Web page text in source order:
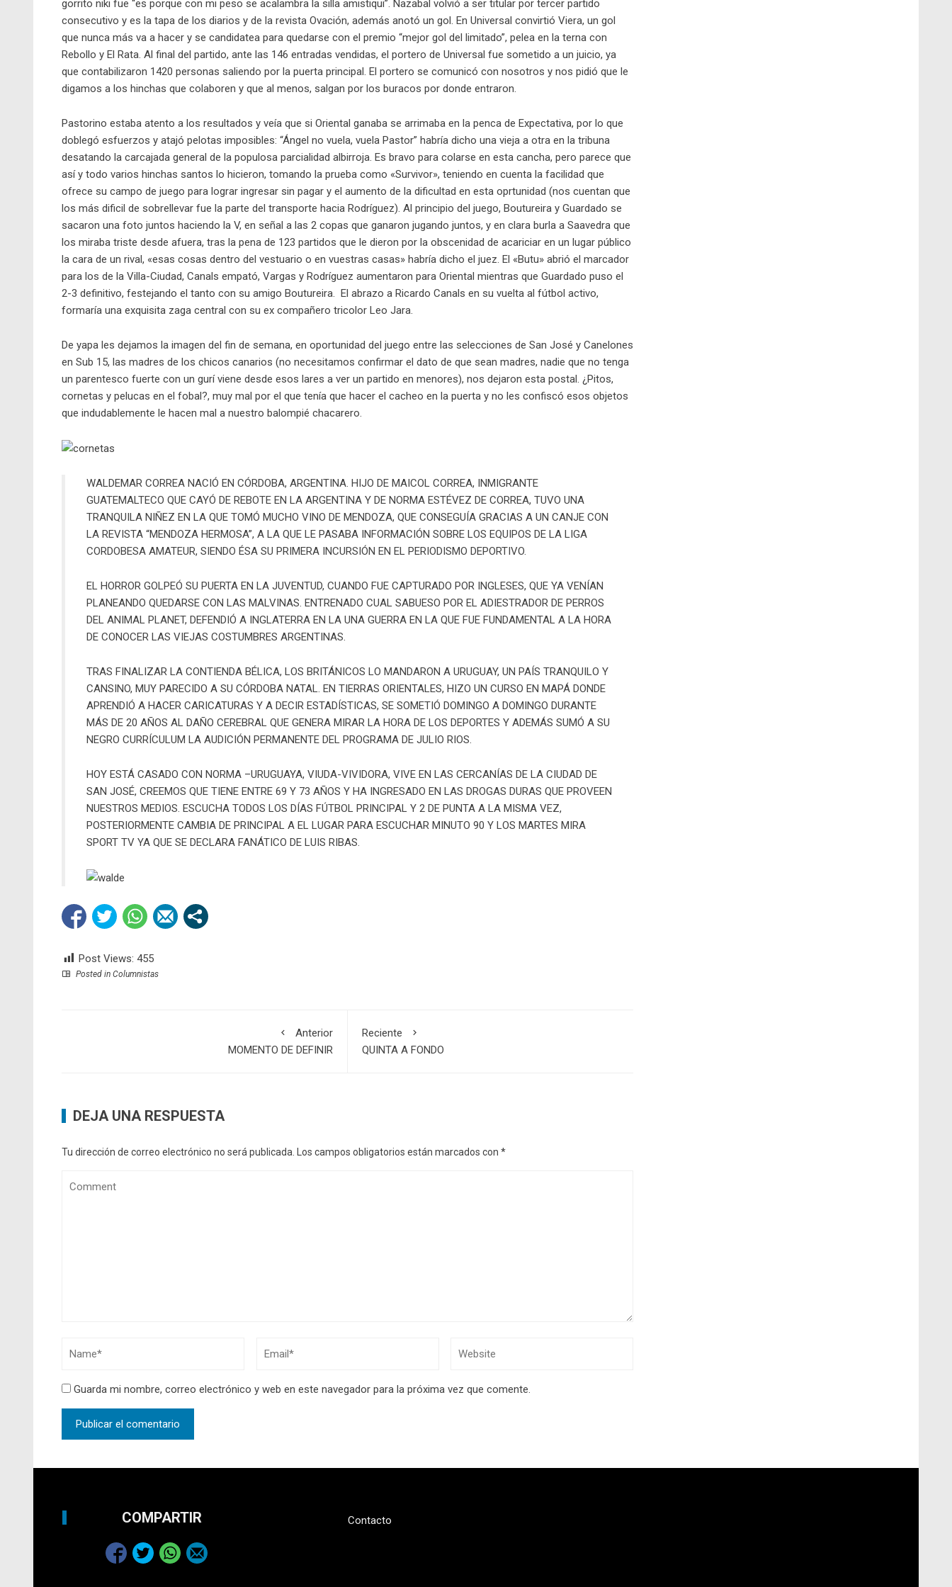
gorrito niki fue “es porque con mi peso se acalambra la silla amistiqui”. Nazabal volvió a ser titular por tercer partido
consecutivo y es la tapa de los diarios y de la revista Ovación, además anotó un gol. En Universal convirtió Viera, un gol
que nunca más va a hacer y se candidatea para quedarse con el premio “mejor gol del limitado”, pelea en la terna con
Rebollo y El Rata. Al final del partido, ante las 146 entradas vendidas, el portero de Universal fue sometido a un juicio, ya
que contabilizaron 1420 personas saliendo por la puerta principal. El portero se comunicó con nosotros y nos pidió que le
digamos a los hinchas que colaboren y que al menos, salgan por los buracos por donde entraron.
Pastorino estaba atento a los resultados y veía que si Oriental ganaba se arrimaba en la penca de Expectativa, por lo que
doblegó esfuerzos y atajó pelotas imposibles: “Ángel no vuela, vuela Pastor” habría dicho una vieja a otra en la tribuna
desatando la carcajada general de la populosa parcialidad albirroja. Es bravo para colarse en esta cancha, pero parece que
así y todo varios hinchas santos lo hicieron, tomando la prueba como «Survivor», teniendo en cuenta la facilidad que
ofrece su campo de juego para lograr ingresar sin pagar y el aumento de la dificultad en esta oprtunidad (nos cuentan que
los más dificil de sobrellevar fue la parte del transporte hacia Rodríguez). Al principio del juego, Boutureira y Guardado se
sacaron una foto juntos haciendo la V, en señal a las 2 copas que ganaron jugando juntos, y en clara burla a Saavedra que
los miraba triste desde afuera, tras la pena de 123 partidos que le dieron por la obscenidad de acariciar en un lugar público
la cara de un rival, «esas cosas dentro del vestuario o en vuestras casas» habría dicho el juez. El «Butu» abrió el marcador
para los de la Villa-Ciudad, Canals empató, Vargas y Rodríguez aumentaron para Oriental mientras que Guardado puso el
2-3 definitivo, festejando el tanto con su amigo Boutureira. El abrazo a Ricardo Canals en su vuelta al fútbol activo,
formaría una exquisita zaga central con su ex compañero tricolor Leo Jara.
De yapa les dejamos la imagen del fin de semana, en oportunidad del juego entre las selecciones de San José y Canelones
en Sub 15, las madres de los chicos canarios (no necesitamos confirmar el dato de que sean madres, nadie que no tenga
un parentesco fuerte con un gurí viene desde esos lares a ver un partido en menores), nos dejaron esta postal. ¿Pitos,
cornetas y pelucas en el fobal?, muy mal por el que tenía que hacer el cacheo en la puerta y no les confiscó esos objetos
que indudablemente le hacen mal a nuestro balompié chacarero.
WALDEMAR CORREA NACIÓ EN CÓRDOBA, ARGENTINA. HIJO DE MAICOL CORREA, INMIGRANTE
GUATEMALTECO QUE CAYÓ DE REBOTE EN LA ARGENTINA Y DE NORMA ESTÉVEZ DE CORREA, TUVO UNA
TRANQUILA NIÑEZ EN LA QUE TOMÓ MUCHO VINO DE MENDOZA, QUE CONSEGUÍA GRACIAS A UN CANJE CON
LA REVISTA “MENDOZA HERMOSA”, A LA QUE LE PASABA INFORMACIÓN SOBRE LOS EQUIPOS DE LA LIGA
CORDOBESA AMATEUR, SIENDO ÉSA SU PRIMERA INCURSIÓN EN EL PERIODISMO DEPORTIVO.
EL HORROR GOLPEÓ SU PUERTA EN LA JUVENTUD, CUANDO FUE CAPTURADO POR INGLESES, QUE YA VENÍAN
PLANEANDO QUEDARSE CON LAS MALVINAS. ENTRENADO CUAL SABUESO POR EL ADIESTRADOR DE PERROS
DEL ANIMAL PLANET, DEFENDIÓ A INGLATERRA EN LA UNA GUERRA EN LA QUE FUE FUNDAMENTAL A LA HORA
DE CONOCER LAS VIEJAS COSTUMBRES ARGENTINAS.
TRAS FINALIZAR LA CONTIENDA BÉLICA, LOS BRITÁNICOS LO MANDARON A URUGUAY, UN PAÍS TRANQUILO Y
CANSINO, MUY PARECIDO A SU CÓRDOBA NATAL. EN TIERRAS ORIENTALES, HIZO UN CURSO EN MAPÁ DONDE
APRENDIÓ A HACER CARICATURAS Y A DECIR ESTADÍSTICAS, SE SOMETIÓ DOMINGO A DOMINGO DURANTE
MÁS DE 20 AÑOS AL DAÑO CEREBRAL QUE GENERA MIRAR LA HORA DE LOS DEPORTES Y ADEMÁS SUMÓ A SU
NEGRO CURRÍCULUM LA AUDICIÓN PERMANENTE DEL PROGRAMA DE JULIO RIOS.
HOY ESTÁ CASADO CON NORMA –URUGUAYA, VIUDA-VIVIDORA, VIVE EN LAS CERCANÍAS DE LA CIUDAD DE
SAN JOSÉ, CREEMOS QUE TIENE ENTRE 69 Y 73 AÑOS Y HA INGRESADO EN LAS DROGAS DURAS QUE PROVEEN
NUESTROS MEDIOS. ESCUCHA TODOS LOS DÍAS FÚTBOL PRINCIPAL Y 2 DE PUNTA A LA MISMA VEZ,
POSTERIORMENTE CAMBIA DE PRINCIPAL A EL LUGAR PARA ESCUCHAR MINUTO 90 Y LOS MARTES MIRA
SPORT TV YA QUE SE DECLARA FANÁTICO DE LUIS RIBAS.
Post Views: 455
Posted in Columnistas
Anterior
MOMENTO DE DEFINIR
Reciente
QUINTA A FONDO
DEJA UNA RESPUESTA
Tu dirección de correo electrónico no será publicada. Los campos obligatorios están marcados con *
Guarda mi nombre, correo electrónico y web en este navegador para la próxima vez que comente.
COMPARTIR Contacto